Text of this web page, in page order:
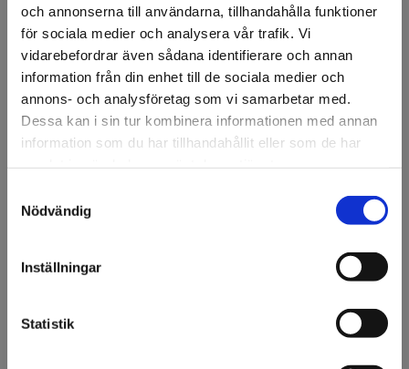
och annonserna till användarna, tillhandahålla funktioner
för sociala medier och analysera vår trafik. Vi
vidarebefordrar även sådana identifierare och annan
information från din enhet till de sociala medier och
annons- och analysföretag som vi samarbetar med.
Dessa kan i sin tur kombinera informationen med annan
information som du har tillhandahållit eller som de har
Nödvändig
Inställningar
Statistik
Bredd
122 cm
137 cm
Ansök om konto
3M™ Scotchcal™ 3649 är ett transparent, matt laminat
för golv. Används över tryckt golvgrafik för att göra den
slitstark och säker att gå på. Tål vanlig gångtrafik men är
främst till för korttidsapplikationer inomhus. Utmärkt vid